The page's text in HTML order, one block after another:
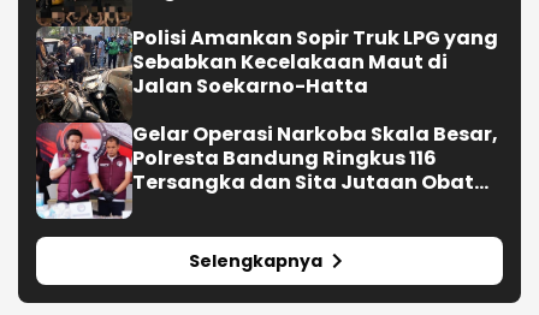
Polisi Amankan Sopir Truk LPG yang
Sebabkan Kecelakaan Maut di
Jalan Soekarno-Hatta
Gelar Operasi Narkoba Skala Besar,
Polresta Bandung Ringkus 116
Tersangka dan Sita Jutaan Obat
Selengkapnya